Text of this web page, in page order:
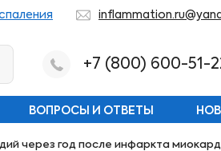
+7 (800) 600-51-
ВОПРОСЫ И ОТВЕТЫ
через год после инфаркта